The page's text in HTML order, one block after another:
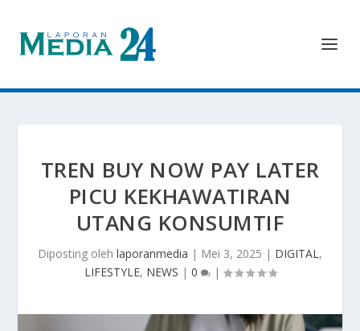
TREN BUY NOW PAY LATER
PICU KEKHAWATIRAN
UTANG KONSUMTIF
Diposting oleh laporanmedia | Mei 3, 2025 | DIGITAL,
LIFESTYLE, NEWS | 0 |